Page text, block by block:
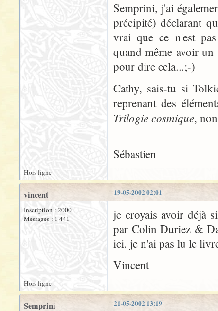
Semprini, j'ai
précipité) déclarant
vrai que ce n'est
quand même avoir un
pour dire cela...;-)
Cathy, sais-tu si
reprenant des
Trilogie cosmique,
Sébastien
Hors ligne
19-05-2002 02:01
vincent
Inscription : 2000
Messages : 1 441
je croyais avoir déjà
par Colin Duriez &
ici. je n'ai pas lu le
Vincent
Hors ligne
21-05-2002 13:19
Semprini